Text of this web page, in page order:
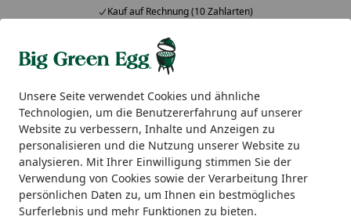
Unsere Seite verwendet Cookies und ähnliche
Technologien, um die Benutzererfahrung auf unserer
Website zu verbessern, Inhalte und Anzeigen zu
personalisieren und die Nutzung unserer Website zu
analysieren. Mit Ihrer Einwilligung stimmen Sie der
Verwendung von Cookies sowie der Verarbeitung Ihrer
persönlichen Daten zu, um Ihnen ein bestmögliches
Surferlebnis und mehr Funktionen zu bieten.
Kauf auf Rechnung (10 Zahlarten)
Alle Produkte
Mein Konto
Suchen
Startseite
Nesmuk Slicer EXKLUSIV C100 160
Nesmuk Slicer EXKLUSIV C100 160